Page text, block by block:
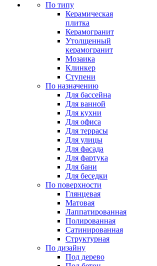
По типу
Керамическая
плитка
Керамогранит
Утолщенный
керамогранит
Мозаика
Клинкер
Ступени
По назначению
Для бассейна
Для ванной
Для кухни
Для офиса
Для террасы
Для улицы
Для фасада
Для фартука
Для бани
Для беседки
По поверхности
Глянцевая
Матовая
Лаппатированная
Полированная
Сатинированная
Структурная
По дизайну
Под дерево